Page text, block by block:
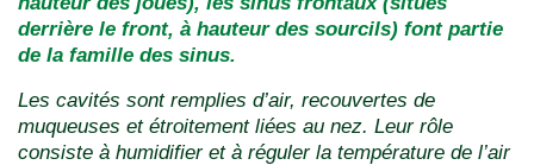
derrière le front, à hauteur des sourcils) font partie
de la famille des sinus.
Les cavités sont remplies d’air, recouvertes de
muqueuses et étroitement liées au nez. Leur rôle
consiste à humidifier et à réguler la température de l’air